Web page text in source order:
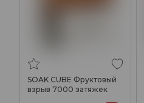
SOAK CUBE Фруктовый
взрыв 7000 затяжек